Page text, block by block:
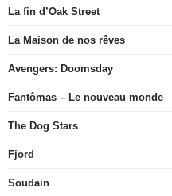
La fin d’Oak Street
La Maison de nos rêves
Avengers: Doomsday
Fantômas – Le nouveau monde
The Dog Stars
Fjord
Soudain